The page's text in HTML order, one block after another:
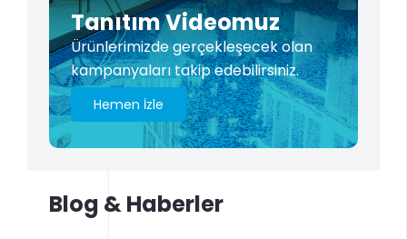
Tanıtım Videomuz
Ürünlerimizde gerçekleşecek olan
kampanyaları takip edebilirsiniz.
Hemen İzle
Blog & Haberler